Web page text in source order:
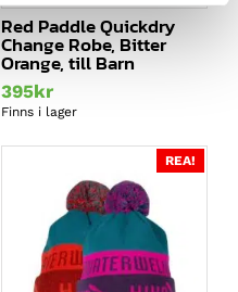
Red Paddle Quickdry
Change Robe, Bitter
Orange, till Barn
395kr
Finns i lager
REA!